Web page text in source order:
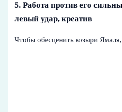
5. Работа против его
левый удар, креатив
Чтобы обесценить козыри